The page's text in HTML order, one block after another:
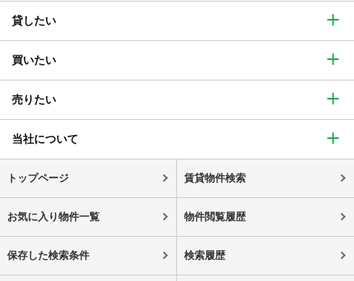
貸したい
買いたい
売りたい
当社について
トップページ 賃貸物件検索
お気に入り物件一覧 物件閲覧履歴
保存した検索条件 検索履歴